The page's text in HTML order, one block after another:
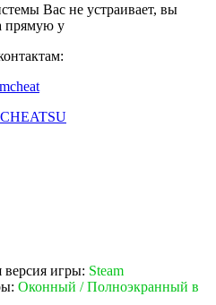
Вас не устраивает, вы
прямую у
игры: Steam
Оконный / Полноэкранный в